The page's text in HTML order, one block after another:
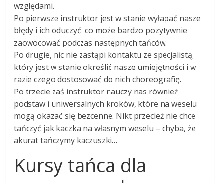
względami.
Po pierwsze instruktor jest w stanie wyłapać nasze
błędy i ich oduczyć, co może bardzo pozytywnie
zaowocować podczas następnych tańców.
Po drugie, nic nie zastąpi kontaktu ze specjalistą,
który jest w stanie określić nasze umiejętności i w
razie czego dostosować do nich choreografię.
Po trzecie zaś instruktor nauczy nas również
podstaw i uniwersalnych kroków, które na weselu
mogą okazać się bezcenne. Nikt przecież nie chce
tańczyć jak kaczka na własnym weselu – chyba, że
akurat tańczymy kaczuszki…
Kursy tańca dla